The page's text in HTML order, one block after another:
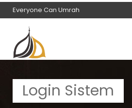
Everyone Can
Everyone Can Umrah
Login Sistem